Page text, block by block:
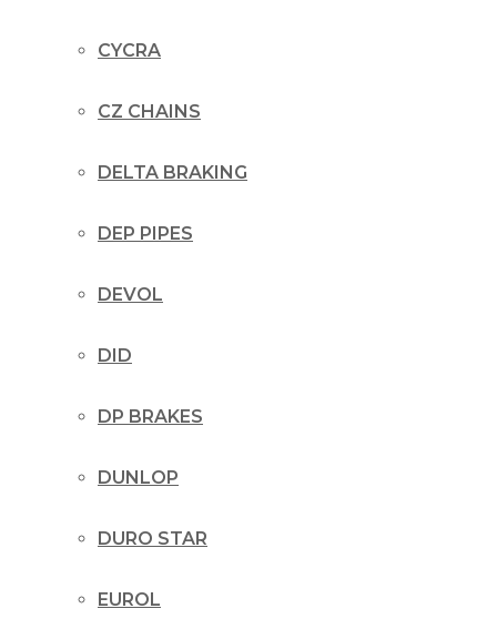
CYCRA
CZ CHAINS
DELTA BRAKING
DEP PIPES
DEVOL
DID
DP BRAKES
DUNLOP
DURO STAR
EUROL